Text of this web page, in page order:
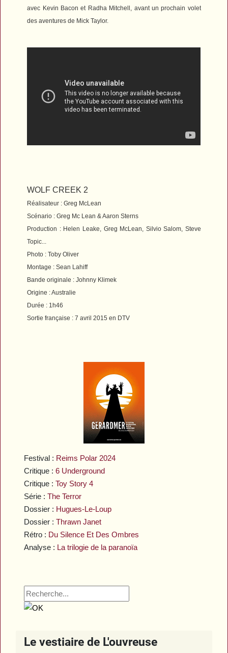
Festival : Reims Polar 2024
Critique :6 Underground
Critique :Toy Story 4
Série :The Terror
Dossier : Hugues-Le-Loup
Dossier :Thrawn Janet
Rétro : Du Silence Et Des Ombres
Analyse : La trilogie de la paranoïa
Le vestiaire de L'ouvreuse
avec Kevin Bacon et Radha Mitchell, avant un prochain volet
des aventures de Mick Taylor.
WOLF CREEK 2
Réalisateur : Greg McLean
Scénario : Greg Mc Lean & Aaron Sterns
Production : Helen Leake, Greg McLean, Silvio Salom, Steve
Topic...
Photo : Toby Oliver
Montage : Sean Lahiff
Bande originale : Johnny Klimek
Origine : Australie
Durée : 1h46
Sortie française : 7 avril 2015 en DTV